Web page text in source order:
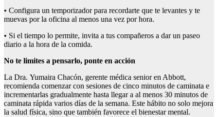
• Configura un temporizador para recordarte que te levantes y te
muevas por la oficina al menos una vez por hora.
• Si el tiempo lo permite, invita a tus compañeros a dar un paseo
diario a la hora de la comida.
No te limites a pensarlo, ponte en acción
La Dra. Yumaira Chacón, gerente médica senior en Abbott,
recomienda comenzar con sesiones de cinco minutos de caminata e
incrementarlas gradualmente hasta llegar a al menos 30 minutos de
caminata rápida varios días de la semana. Este hábito no solo mejora
la salud física, sino que también favorece el bienestar mental.